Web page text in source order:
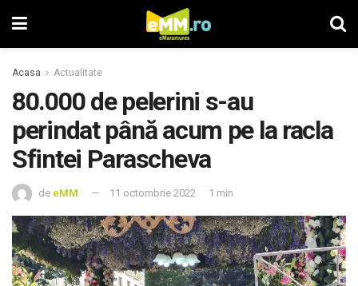
Acasa Actualitate
80.000 de pelerini s-au
perindat până acum pe la racla
Sfintei Parascheva
de eMM 11 octombrie 2022 1 min